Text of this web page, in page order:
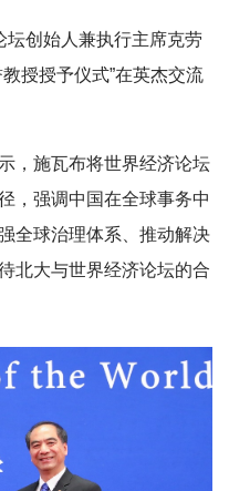
坛创始人兼执行主席克劳
授授予仪式”在英杰交流
，施瓦布将世界经济论坛
，强调中国在全球事务中
全球治理体系、推动解决
北大与世界经济论坛的合